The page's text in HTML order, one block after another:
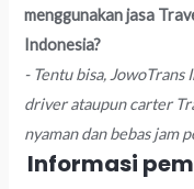
menggunakan jasa
Indonesia?
- Tentu bisa,
driver ataupun carter
nyaman dan bebas jam
Informasi